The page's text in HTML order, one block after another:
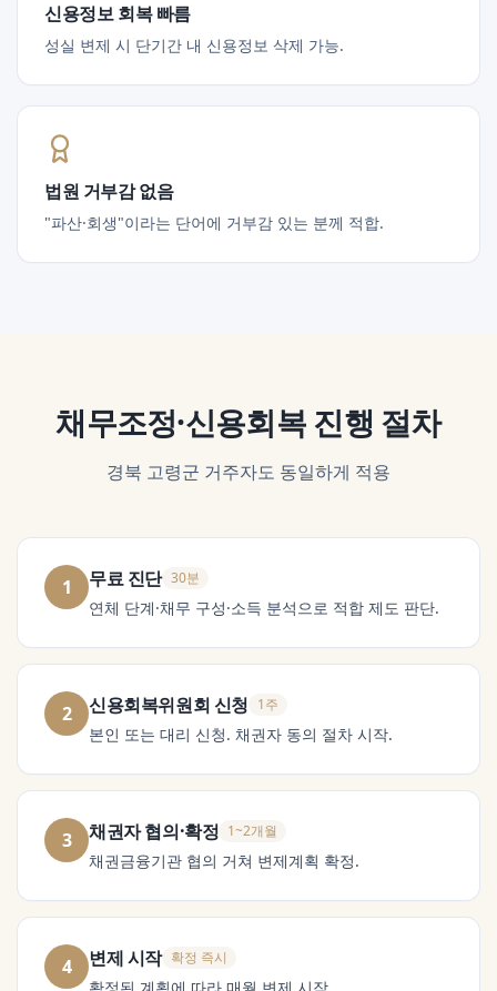
신용정보 회복 빠름
성실 변제 시 단기간 내 신용정보 삭제 가능.
법원 거부감 없음
"파산·회생"이라는 단어에 거부감 있는 분께 적합.
채무조정·신용회복진행 절차
경북 고령군 거주자도 동일하게 적용
1 무료 진단 30분
연체 단계·채무 구성·소득 분석으로 적합 제도 판단.
2 신용회복위원회 신청 1주
본인 또는 대리 신청. 채권자 동의 절차 시작.
3 채권자 협의·확정 1~2개월
채권금융기관 협의 거쳐 변제계획 확정.
4 변제 시작 확정 즉시